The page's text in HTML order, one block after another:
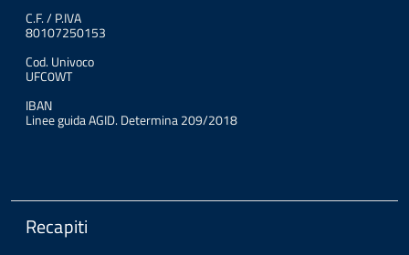
C.F. / P.IVA
80107250153
Cod. Univoco
UFC0WT
IBAN
Linee guida AGID. Determina 209/2018
Recapiti